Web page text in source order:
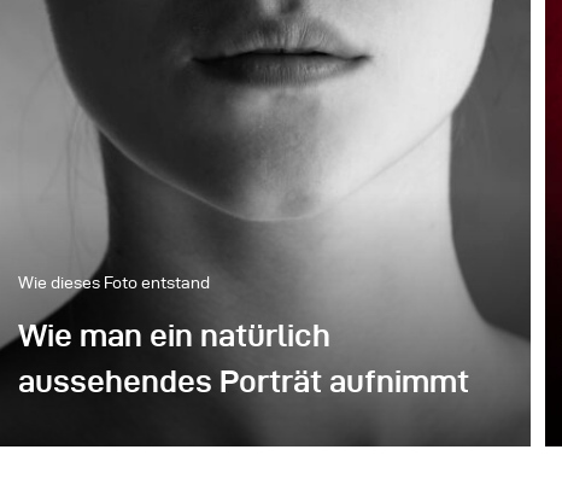
Wie dieses Foto entstand
Wie man ein natürlich
aussehendes Porträt aufnimmt